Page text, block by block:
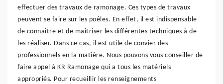
effectuer des travaux de ramonage. Ces types de travaux
peuvent se faire sur les poêles. En effet, il est indispensable
de connaître et de maîtriser les différentes techniques à de
les réaliser. Dans ce cas, il est utile de convier des
professionnels en la matière. Nous pouvons vous conseiller de
faire appel à KR Ramonage qui a tous les matériels
appropriés. Pour recueillir les renseignements